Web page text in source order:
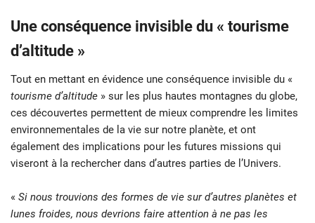
Une conséquence invisible du « tourisme
d’altitude »
Tout en mettant en évidence une conséquence invisible du «
tourisme d’altitude » sur les plus hautes montagnes du globe,
ces découvertes permettent de mieux comprendre les limites
environnementales de la vie sur notre planète, et ont
également des implications pour les futures missions qui
viseront à la rechercher dans d’autres parties de l’Univers.
« Si nous trouvions des formes de vie sur d’autres planètes et
lunes froides, nous devrions faire attention à ne pas les